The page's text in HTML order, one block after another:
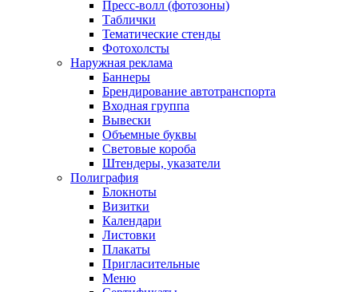
Пресс-волл (фотозоны)
Таблички
Тематические стенды
Фотохолсты
Наружная реклама
Баннеры
Брендирование автотранспорта
Входная группа
Вывески
Объемные буквы
Световые короба
Штендеры, указатели
Полиграфия
Блокноты
Визитки
Календари
Листовки
Плакаты
Пригласительные
Меню